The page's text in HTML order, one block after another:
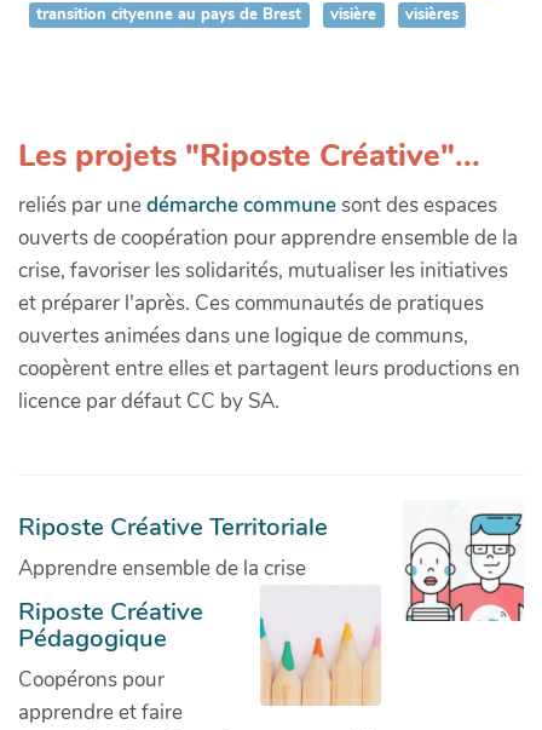
transition cityenne au pays de Brest
visière visières